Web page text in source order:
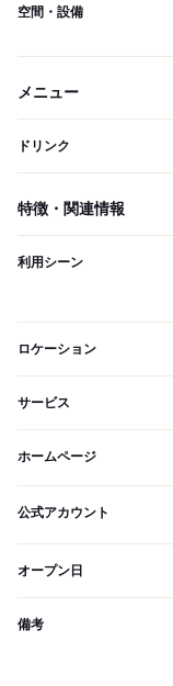
空間・設備
メニュー
ドリンク
特徴・関連情報
利用シーン
ロケーション
サービス
ホームページ
公式アカウント
オープン日
備考